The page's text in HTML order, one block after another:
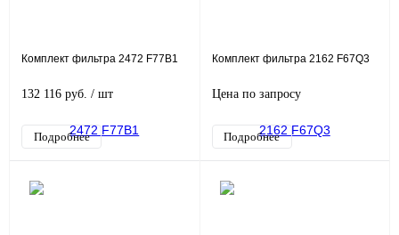
Комплект фильтра 2472 F77B1
132 116 руб. / шт
Подробнее
Комплект фильтра 2162 F67Q3
Цена по запросу
Подробнее